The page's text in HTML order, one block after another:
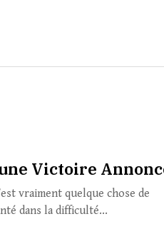
Victoire
vraiment quelque chose de
dans la difficulté...